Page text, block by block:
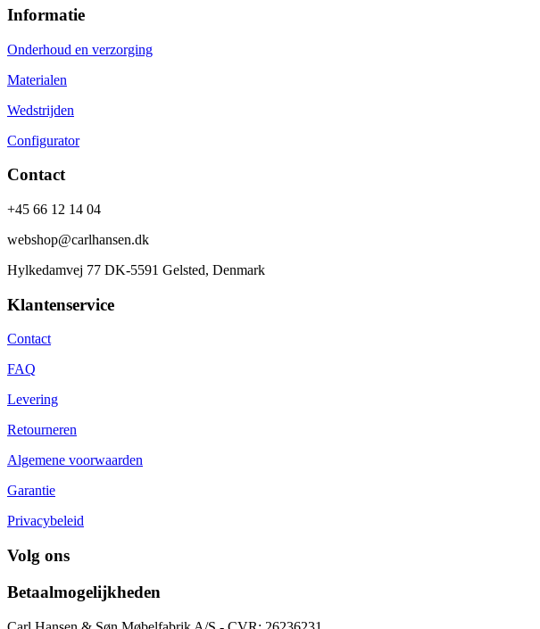
Informatie
Onderhoud en verzorging
Materialen
Wedstrijden
Configurator
Contact
+45 66 12 14 04
webshop@carlhansen.dk
Hylkedamvej 77 DK-5591 Gelsted, Denmark
Klantenservice
Contact
FAQ
Levering
Retourneren
Algemene voorwaarden
Garantie
Privacybeleid
Volg ons
Betaalmogelijkheden